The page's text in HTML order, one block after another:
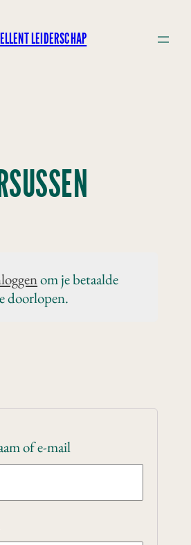
LEIDERSCHAP
om je betaalde
doorlopen.
of e-mail